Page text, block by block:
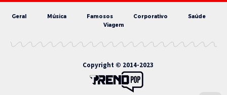
Geral Música Famosos Corporativo
Saúde
Viagem
Copyright © 2014-2023